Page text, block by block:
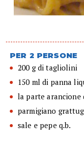
PER 2 PERSONE
200 g di tagliolini
150 ml di panna
la parte arancione
parmigiano
sale e pepe q.b.